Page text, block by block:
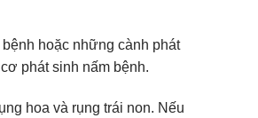
hoặc những cành phát
phát sinh nấm bệnh.
hoa và rụng trái non. Nếu